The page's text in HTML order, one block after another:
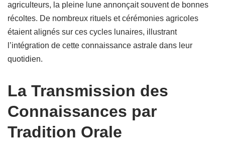
agriculteurs, la pleine lune annonçait souvent de bonnes
récoltes. De nombreux rituels et cérémonies agricoles
étaient alignés sur ces cycles lunaires, illustrant
l’intégration de cette connaissance astrale dans leur
quotidien.
La Transmission des
Connaissances par
Tradition Orale